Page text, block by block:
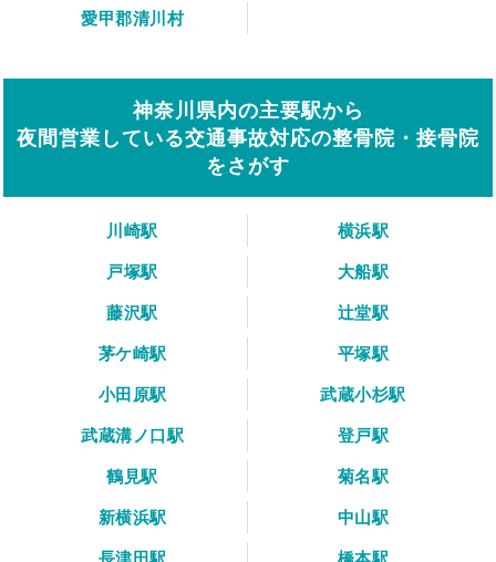
愛甲郡清川村
神奈川県内の主要駅から
夜間営業している交通事故対応の整骨院・接骨院
をさがす
川崎駅
横浜駅
戸塚駅
大船駅
藤沢駅
辻堂駅
茅ケ崎駅
平塚駅
小田原駅
武蔵小杉駅
武蔵溝ノ口駅
登戸駅
鶴見駅
菊名駅
新横浜駅
中山駅
長津田駅
橋本駅